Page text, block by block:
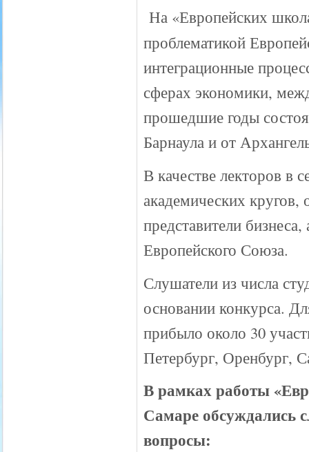
На «Европейских
проблематикой
интеграционные
сферах экономики,
прошедшие годы
Барнаула и от
В качестве лекторов в
академических
представители
Европейского Союза.
Слушатели из числа
основании конкурса.
прибыло около 30
Петербург, Оренбург,
В рамках работы
Самаре обсуждались
вопросы: